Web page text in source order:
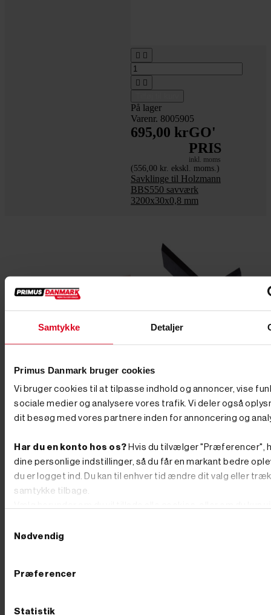
Samtykke Detaljer
Primus Danmark bruger cookies
Vi bruger cookies til at tilpasse indhold og annoncer, vise
sociale medier og analysere vores trafik. Vi deler også
dit besøg med vores partnere inden for annoncering og
Har du en konto hos os? Hvis du tilvælger "Præferencer",
dine personlige indstillinger, så du får en markant bedre
du er logget ind. Du kan til enhver tid ændre dit valg eller
samtykke tilbage.
Nødvendig
Præferencer
Statistik
 
 
På lager
Varenr. 8005905
695,00 krGO'
PRIS
inkl. moms
(556,00 kr. ekskl. moms.)
Savklinge til Holzmann
BBS550 savværk
3200x30x0,8 mm

På lager
Varenr. 8003630
690,00 krGO'
inkl. moms
(552,00 kr. ekskl. moms.)